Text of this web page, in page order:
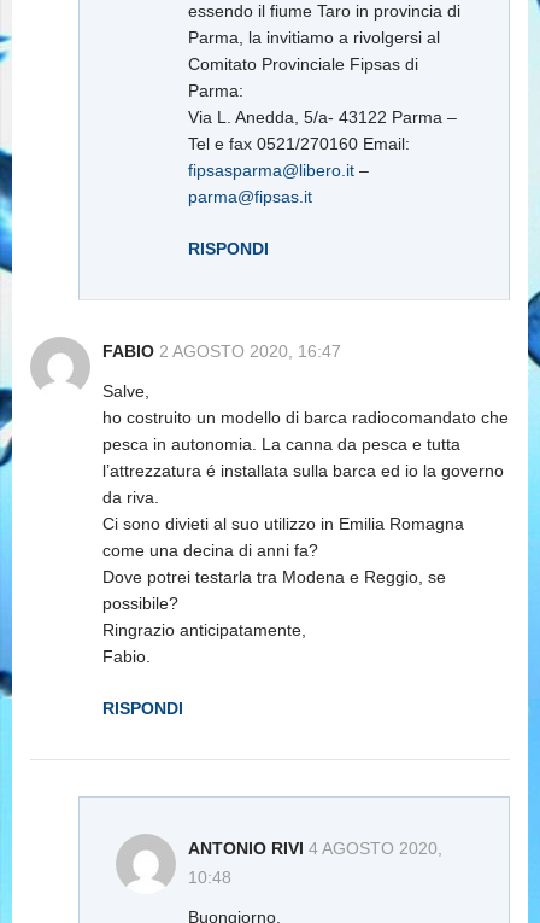
essendo il fiume Taro in provincia di
Parma, la invitiamo a rivolgersi al
Comitato Provinciale Fipsas di
Parma:
Via L. Anedda, 5/a- 43122 Parma –
Tel e fax 0521/270160 Email:
fipsasparma@libero.it –
parma@fipsas.it
RISPONDI
FABIO 2 AGOSTO 2020, 16:47
Salve,
ho costruito un modello di barca radiocomandato che
pesca in autonomia. La canna da pesca e tutta
l’attrezzatura é installata sulla barca ed io la governo
da riva.
Ci sono divieti al suo utilizzo in Emilia Romagna
come una decina di anni fa?
Dove potrei testarla tra Modena e Reggio, se
possibile?
Ringrazio anticipatamente,
Fabio.
RISPONDI
ANTONIO RIVI 4 AGOSTO 2020,
10:48
Buongiorno,